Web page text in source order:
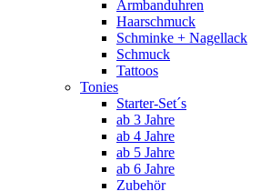
Armbanduhren
Haarschmuck
Schminke + Nagellack
Schmuck
Tattoos
Tonies
Starter-Set´s
ab 3 Jahre
ab 4 Jahre
ab 5 Jahre
ab 6 Jahre
Zubehör